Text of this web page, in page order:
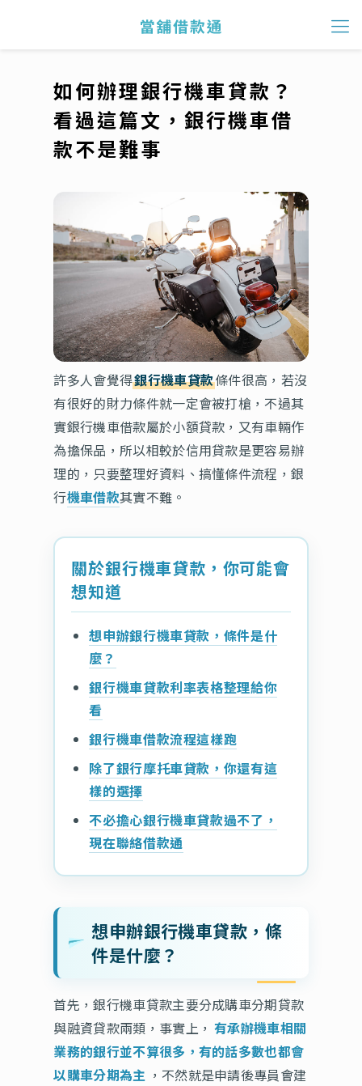
如何辦理銀行機車貸款？
看過這篇文，銀行機車借
款不是難事
許多人會覺得銀行機車貸款條件很高，若沒
有很好的財力條件就一定會被打槍，不過其
實銀行機車借款屬於小額貸款，又有車輛作
為擔保品，所以相較於信用貸款是更容易辦
理的，只要整理好資料、搞懂條件流程，銀
行機車借款其實不難。
關於銀行機車貸款，你可能會
想知道
想申辦銀行機車貸款，條件是什
麼？
銀行機車貸款利率表格整理給你
看
銀行機車借款流程這樣跑
除了銀行摩托車貸款，你還有這
樣的選擇
不必擔心銀行機車貸款過不了，
現在聯絡借款通
想申辦銀行機車貸款，條
件是什麼？
首先，銀行機車貸款主要分成購車分期貸款
與融資貸款兩類，事實上， 有承辦機車相關
業務的銀行並不算很多，有的話多數也都會
以購車分期為主 ，不然就是申請後專員會建